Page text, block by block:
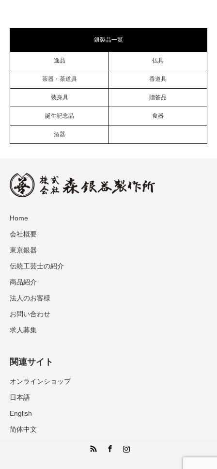
銀製品一覧
逸品 仏具
茶器・茶道具 香道具
装身具 贈答品
誕生記念品 食器
酒器
Home
会社概要
東京銀器
伝統工芸士の紹介
商品紹介
法人のお客様
お問い合わせ
求人募集
関連サイト
オンラインショップ
日本語
English
简体中文
Instagram